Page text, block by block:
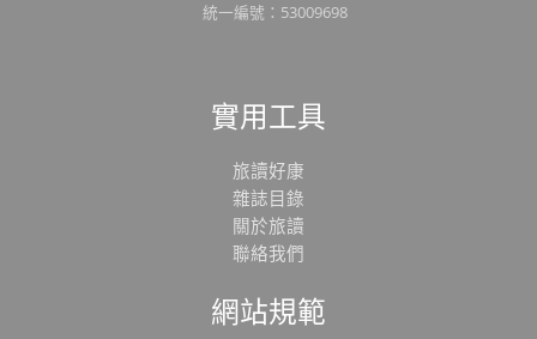
統一編號：53009698
實用工具
旅讀好康
雜誌目錄
關於旅讀
聯絡我們
網站規範